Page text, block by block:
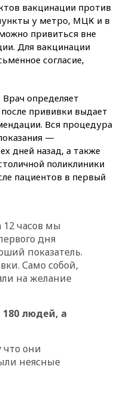
вакцинации против
у метро, МЦК и в
привиться вне
Для вакцинации
согласие,
определяет
прививки выдает
Вся процедура
—
дней назад, а также
поликлиники
пациентов в первый
часов мы
дня
показатель.
Само собой,
на желание
людей, а
они
неясные